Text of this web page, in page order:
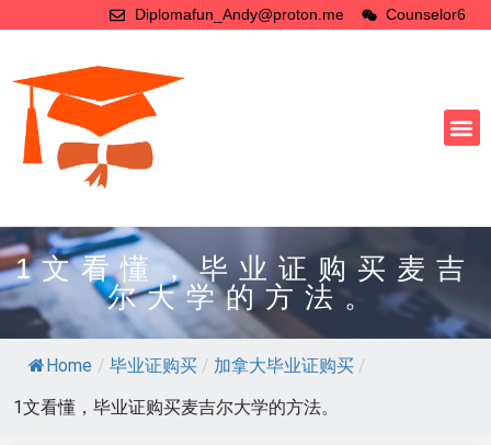
Diplomafun_Andy@proton.me Counselor6
1文看懂，毕业证购买麦吉
尔大学的方法。
Home / 毕业证购买 / 加拿大毕业证购买 /
1文看懂，毕业证购买麦吉尔大学的方法。